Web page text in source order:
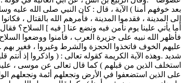
بعد خوفهم أمنا ) الآية ، قال : كان النبي صلى الله عليه
إلى المدينة ، فقدموا المدينة ، فأمرهم الله بالقتال ،
أما يأتي علينا يوم نأمن فيه ونضع عنا [ فيه ] السلاح؟
فأظهر الله نبيه على جزيرة العرب ، فأمنوا ووضعوا
عليهم الخوف فاتخذوا الحجزة والشرط وغيروا ، فغير